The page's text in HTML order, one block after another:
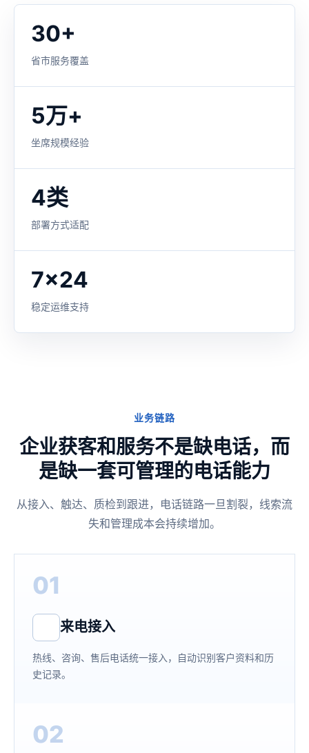
30+
省市服务覆盖
5万+
坐席规模经验
4类
部署方式适配
7x24
稳定运维支持
业务链路
企业获客和服务不是缺电话，而
是缺一套可管理的电话能力
从接入、触达、质检到跟进，电话链路一旦割裂，线索流
失和管理成本会持续增加。
01
来电接入
热线、咨询、售后电话统一接入，自动识别客户资料和历
史记录。
02